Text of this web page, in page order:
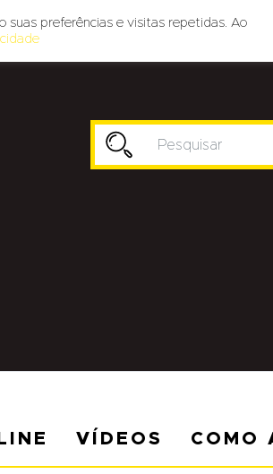
VÍDEOS COMO
suas preferências e visitas repetidas. Ao